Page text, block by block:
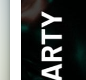
percussions
Losso Keïta :
Live guest :